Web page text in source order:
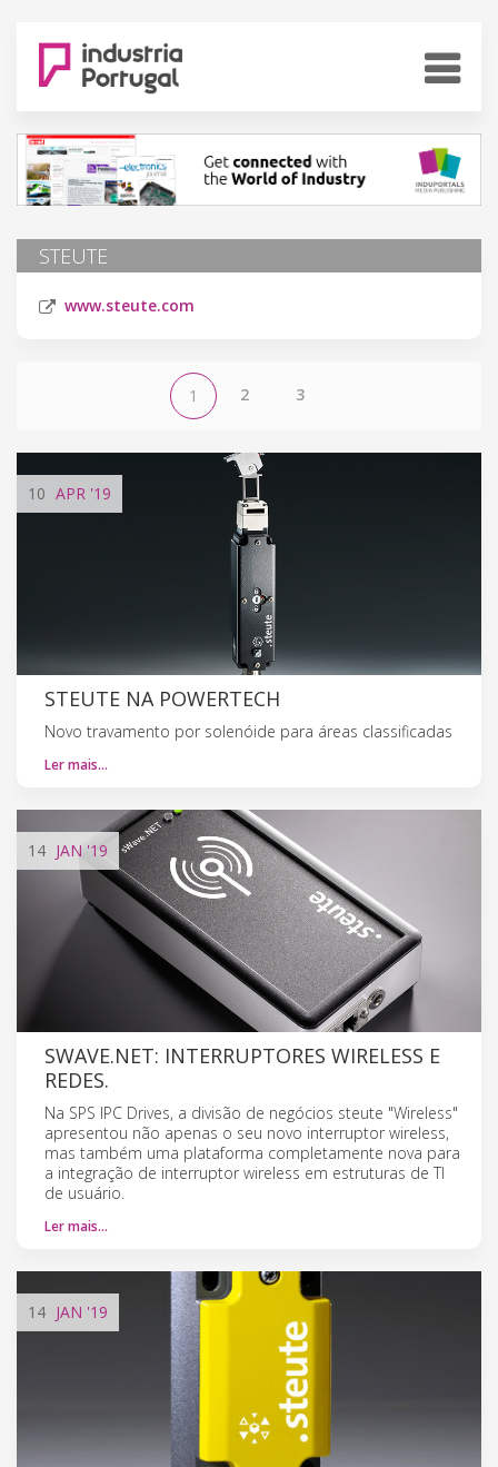
STEUTE
www.steute.com
1 2 3
10 APR '19
STEUTE NA POWERTECH
Novo travamento por solenóide para áreas classificadas
Ler mais…
14 JAN'19
SWAVE.NET: INTERRUPTORES WIRELESS E
REDES.
Na SPS IPC Drives, a divisão de negócios steute "Wireless"
apresentou não apenas o seu novo interruptor wireless,
mas também uma plataforma completamente nova para
a integração de interruptor wireless em estruturas de TI
de usuário.
Ler mais…
14 JAN '19